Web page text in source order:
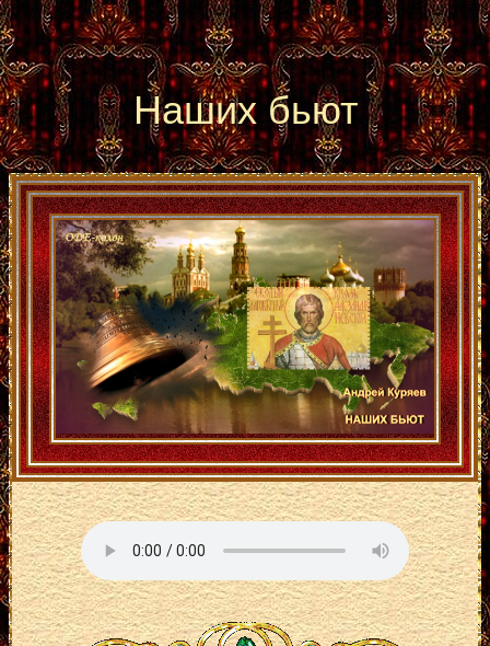
Наших бьют